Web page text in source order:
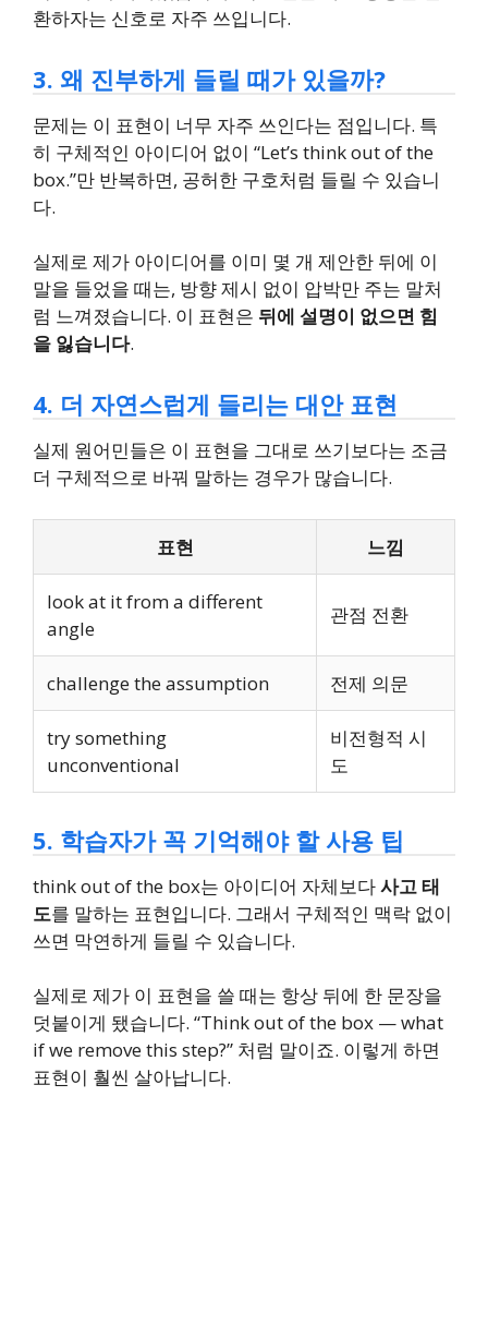
환하자는 신호로 자주 쓰입니다.
3. 왜 진부하게 들릴 때가 있을까?
문제는 이 표현이 너무 자주 쓰인다는 점입니다. 특
히 구체적인 아이디어 없이 “Let’s think out of the
box.”만 반복하면, 공허한 구호처럼 들릴 수 있습니
다.
실제로 제가 아이디어를 이미 몇 개 제안한 뒤에 이
말을 들었을 때는, 방향 제시 없이 압박만 주는 말처
럼 느껴졌습니다. 이 표현은 뒤에 설명이 없으면 힘
을 잃습니다.
4. 더 자연스럽게 들리는 대안 표현
실제 원어민들은 이 표현을 그대로 쓰기보다는 조금
더 구체적으로 바꿔 말하는 경우가 많습니다.
표현 느낌
look at it from a different
angle
관점 전환
challenge the assumption 전제 의문
try something
unconventional
비전형적 시
도
5. 학습자가 꼭 기억해야 할 사용 팁
think out of the box는 아이디어 자체보다사고 태
도를 말하는 표현입니다. 그래서 구체적인 맥락 없이
쓰면 막연하게 들릴 수 있습니다.
실제로 제가 이 표현을 쓸 때는 항상 뒤에 한 문장을
덧붙이게 됐습니다. “Think out of the box — what
if we remove this step?” 처럼 말이죠. 이렇게 하면
표현이 훨씬 살아납니다.